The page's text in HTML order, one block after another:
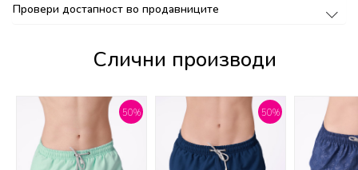
Провери достапност во продавниците
Слични производи
50% 50%